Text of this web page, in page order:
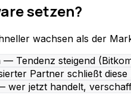
setzen?
wachsen als der
Tendenz steigend
Partner schließt
wer jetzt handelt,